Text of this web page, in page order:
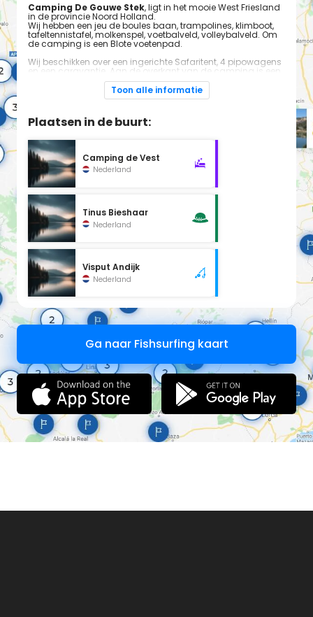
Camping De Gouwe Stek, ligt in het mooie West Friesland
in de provincie Noord Holland.
Wij hebben een jeu de boules baan, trampolines, klimboot,
tafeltennistafel, molkenspel, voetbalveld, volleybalveld. Om
de camping is een Blote voetenpad.
Wij beschikken over een ingerichte Safaritent, 4 pipowagens
en een caravantje. Aan de overkant van de camping is een
bos, met zwemmeer en klimpark. De camping ligt 2 km van
VOC stad Enkhuizen, en bij het Ijsselmeer vandaan. Ook
vlakbij Hoorn en Medemblik. Bataviastad is ook bereikbaar
georganiseerd.
Toon alle informatie
Plaatsen in de buurt:
Camping de Vest
Nederland
Tinus Bieshaar
Nederland
Visput Andijk
Nederland
Ga naar Fishsurfing kaart